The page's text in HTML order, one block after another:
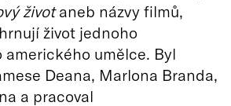
životaneb názvy filmů,
život jednoho
amerického umělce. Byl
Deana, Marlona Branda,
a pracoval